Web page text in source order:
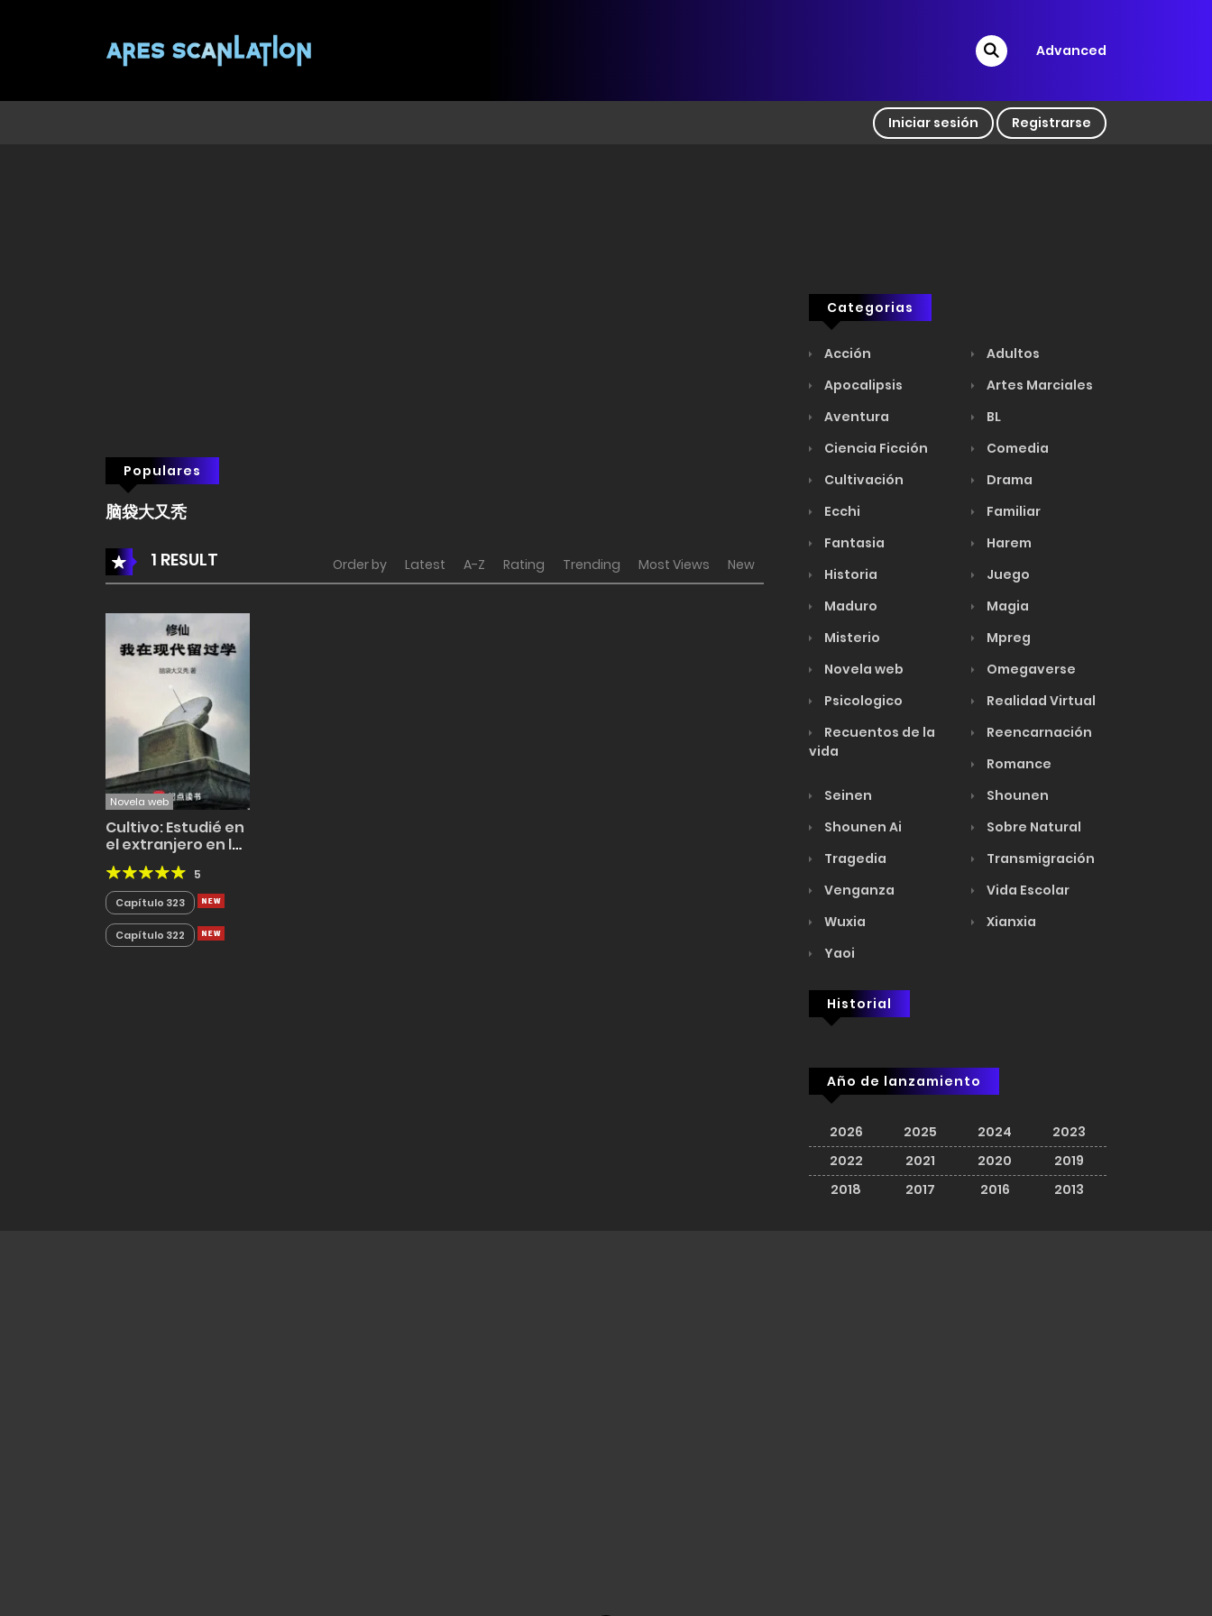
Advanced
Iniciar sesión Registrarse
Populares
脑袋大又秃
1 RESULT Order by Latest A-Z Rating Trending Most Views New
Novela web
Cultivo: Estudié en
el extranjero en los
tiempos modernos
5
Capítulo 323
Capítulo 322
Categorias
Acción
Adultos
Apocalipsis
Artes Marciales
Aventura
BL
Ciencia Ficción
Comedia
Cultivación
Drama
Ecchi
Familiar
Fantasia
Harem
Historia
Juego
Maduro
Magia
Misterio
Mpreg
Novela web
Omegaverse
Psicologico
Realidad Virtual
Recuentos de la
vida
Reencarnación
Romance
Seinen
Shounen
Shounen Ai
Sobre Natural
Tragedia
Transmigración
Venganza
Vida Escolar
Wuxia
Xianxia
Yaoi
Historial
Año de lanzamiento
2026 2025 2024
2023
2022
2021 2020
2019
2018
2017 2016 2013